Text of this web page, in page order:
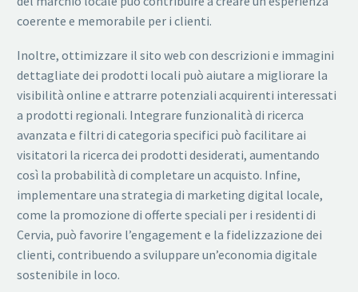
coerente e memorabile per i clienti.
Inoltre, ottimizzare il sito web con descrizioni e immagini
dettagliate dei prodotti locali può aiutare a migliorare la
visibilità online e attrarre potenziali acquirenti interessati
a prodotti regionali. Integrare funzionalità di ricerca
avanzata e filtri di categoria specifici può facilitare ai
visitatori la ricerca dei prodotti desiderati, aumentando
così la probabilità di completare un acquisto. Infine,
implementare una strategia di marketing digital locale,
come la promozione di offerte speciali per i residenti di
Cervia, può favorire l’engagement e la fidelizzazione dei
clienti, contribuendo a sviluppare un’economia digitale
sostenibile in loco.